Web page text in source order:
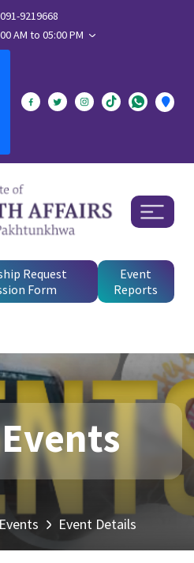
091-9219668
AM to 05:00 PM
Request
Form
Event
Reports
Event Details